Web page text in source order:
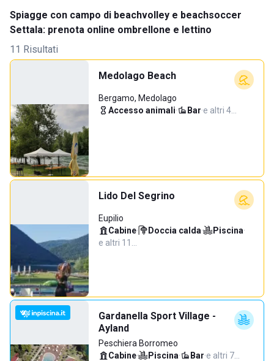
Spiagge con campo di beachvolley e beachsoccer
Settala: prenota online ombrellone e lettino
11 Risultati
Medolago Beach
Bergamo, Medolago
Accesso animali· Bar·e altri 4…
Lido Del Segrino
Eupilio
Cabine· Doccia calda· Piscina·
e altri 11…
Gardanella Sport Village -
Ayland
Peschiera Borromeo
Cabine· Piscina· Bar·e altri 7…